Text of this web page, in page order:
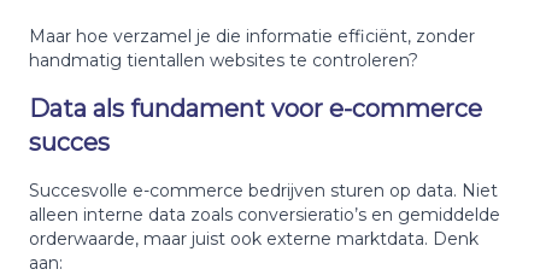
Maar hoe verzamel je die informatie efficiënt, zonder
handmatig tientallen websites te controleren?
Data als fundament voor e-commerce
succes
Succesvolle e-commerce bedrijven sturen op data. Niet
alleen interne data zoals conversieratio’s en gemiddelde
orderwaarde, maar juist ook externe marktdata. Denk
aan: